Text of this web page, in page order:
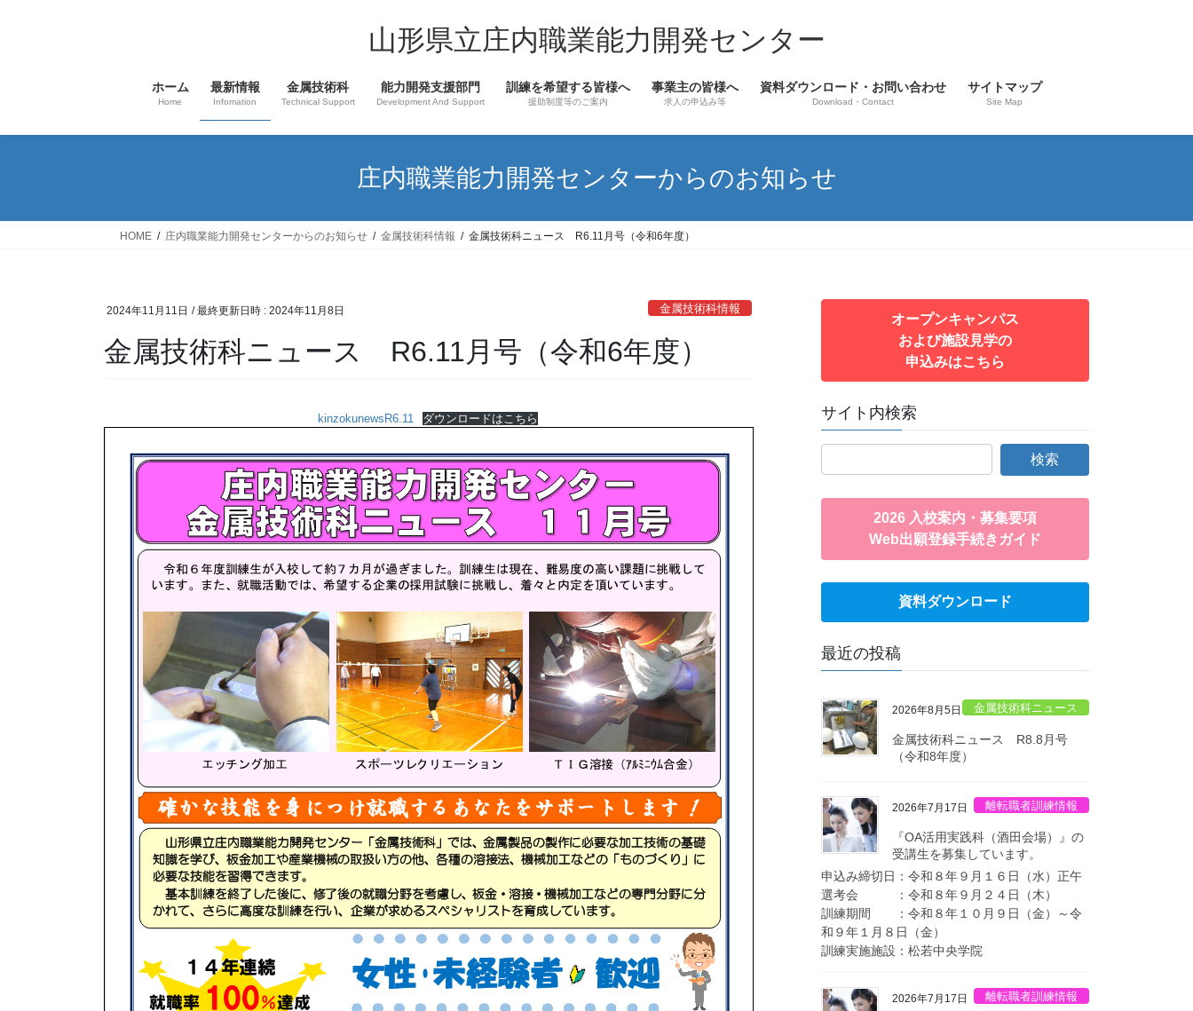
ス
ン
山形県立庄内職業能力開発センター
ホーム
Home
最新情報
Infomation
金属技術科
Technical Support
能力開発支援部門
Development And Support
訓練を希望する皆様へ
援助制度等のご案内
事業主の皆様へ
求人の申込み等
資料ダウンロード・お問い合わせ
Download・Contact
サイトマップ
Site Map
庄内職業能力開発センターからのお知らせ
HOME 庄内職業能力開発センターからのお知らせ 金属技術科情報 金属技術科ニュース R6.11月号（令和6年度）
2024年11月11日 / 最終更新日時 : 2024年11月8日 金属技術科情報
金属技術科ニュース R6.11月号（令和6年度）
kinzokunewsR6.11 ダウンロードはこちら
オープンキャンパス
および施設見学の
申込みはこちら
サイト内検索
2026 入校案内・募集要項
Web出願登録手続きガイド
資料ダウンロード
最近の投稿
2026年8月5日 金属技術科ニュース
金属技術科ニュース R8.8月号
（令和8年度）
2026年7月17日 離転職者訓練情報
『OA活用実践科（酒田会場）』の
受講生を募集しています。
申込み締切日：令和８年９月１６日（水）正午
選考会 ：令和８年９月２４日（木）
訓練期間 ：令和８年１０月９日（金）～令
和９年１月８日（金）
訓練実施施設：松若中央学院
2026年7月17日 離転職者訓練情報